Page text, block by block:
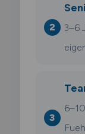
3–6